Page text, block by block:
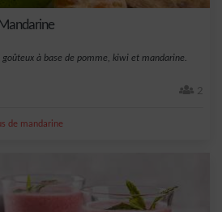
à base de pomme, kiwi et mandarine.
2
de mandarine